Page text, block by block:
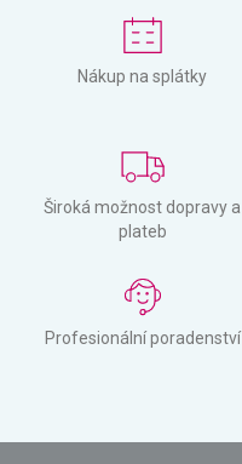
Nákup na splátky
Široká možnost dopravy a
plateb
Profesionální poradenství